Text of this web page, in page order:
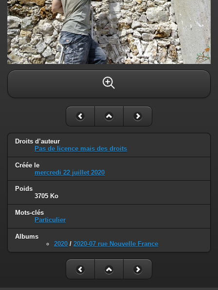
Droits d’auteur
Pas de licence mais des droits
Créée le
mercredi 22 juillet 2020
Poids
3705 Ko
Mots-clés
Particulier
Albums
2020 / 2020-07 rue Nouvelle France